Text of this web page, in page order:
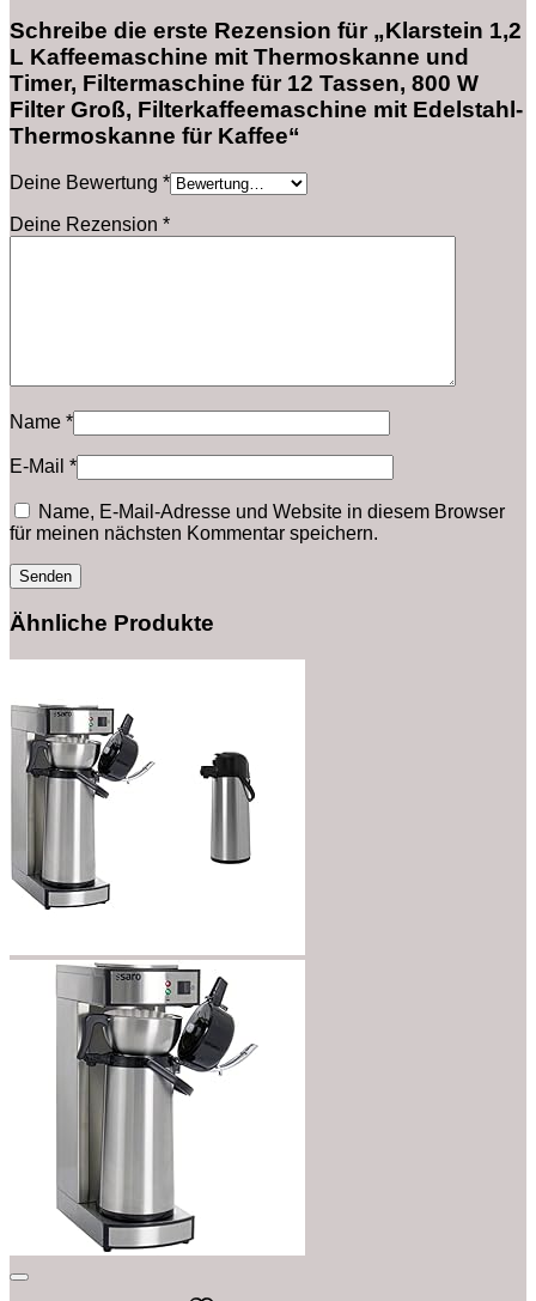
Schreibe die erste Rezension für „Klarstein 1,2
L Kaffeemaschine mit Thermoskanne und
Timer, Filtermaschine für 12 Tassen, 800 W
Filter Groß, Filterkaffeemaschine mit Edelstahl-
Thermoskanne für Kaffee“
Deine Bewertung *
Deine Rezension *
Name *
E-Mail *
Name, E-Mail-Adresse und Website in diesem Browser
für meinen nächsten Kommentar speichern.
Ähnliche Produkte